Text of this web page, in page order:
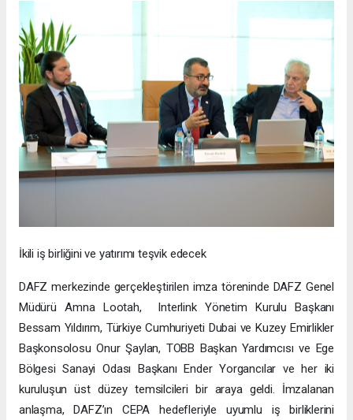
İkili iş birliğini ve yatırımı teşvik edecek
DAFZ merkezinde gerçekleştirilen imza töreninde DAFZ Genel
Müdürü Amna Lootah, Interlink Yönetim Kurulu Başkanı
Bessam Yıldırım, Türkiye Cumhuriyeti Dubai ve Kuzey Emirlikler
Başkonsolosu Onur Şaylan, TOBB Başkan Yardımcısı ve Ege
Bölgesi Sanayi Odası Başkanı Ender Yorgancılar ve her iki
kuruluşun üst düzey temsilcileri bir araya geldi. İmzalanan
anlaşma, DAFZ’ın CEPA hedefleriyle uyumlu iş birliklerini